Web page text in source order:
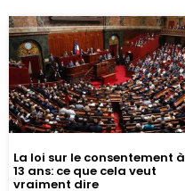
La loi sur le consentement à
13 ans: ce que cela veut
vraiment dire